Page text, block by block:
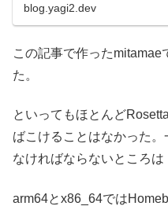
blog.yagi2.dev
この記事で作った
た。
といってもほとんど
ばこけることはなかった
なければならないところは
arm64とx86_64では